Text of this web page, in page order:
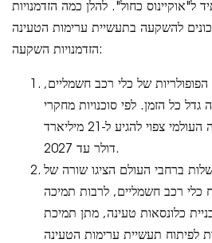
ל"אוקיינוס כחול". להלן כמה הזדמנויות
הזדמנויות השקעה:
של כלי רכב חשמליים,
גדל כל הזמן. לפי סוכנויות מחקרי
שוק, שוק ערימות הטעינה העולמי צפוי להגיע ל-21 מיליארד
דולר עד 2027.
ברחבי העולם הציגו שורה של
כלי רכב חשמליים, לרבות תמיכה
כלונסאות טעינה, מתן תמיכת